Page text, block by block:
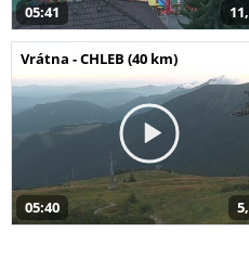
05:41
Vrátna - CHLEB (40 km)
05:40